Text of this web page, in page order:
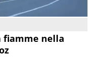
fiamme nella